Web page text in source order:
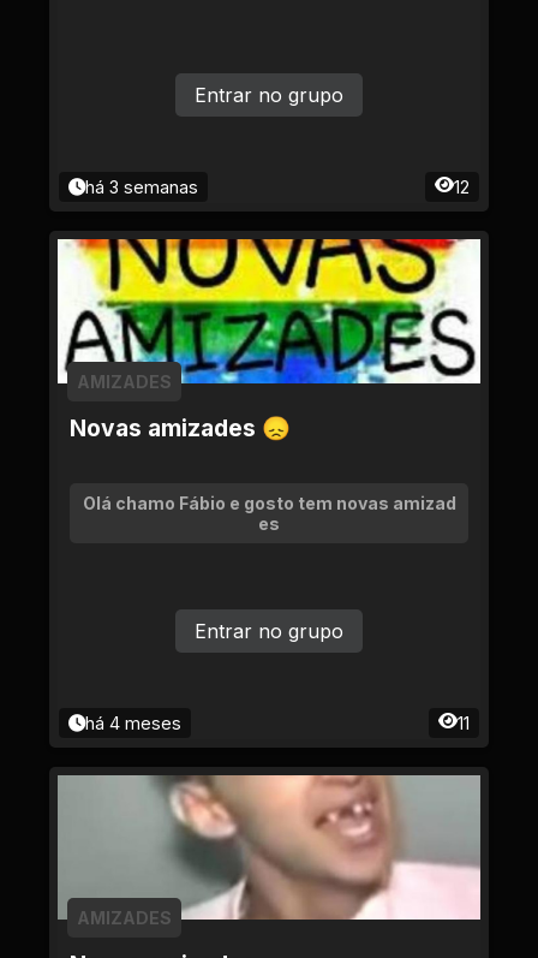
há 3 semanas 12
Entrar no grupo
Novas amizades 😞
AMIZADES
Olá chamo Fábio e gosto tem novas amizad
es
há 4 meses 11
Entrar no grupo
AMIZADES